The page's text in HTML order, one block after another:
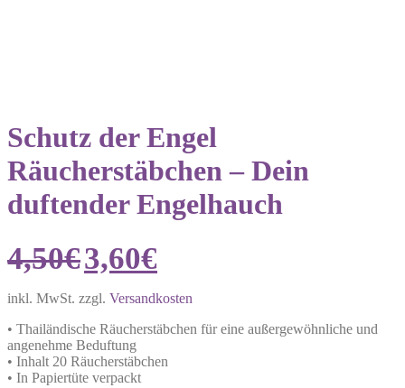
Schutz der Engel
Räucherstäbchen – Dein
duftender Engelhauch
4,50€ Ursprünglicher
Preis
4,50€
3,60€
3,60€.
inkl. MwSt. zzgl. Versandkosten
• Thailändische Räucherstäbchen für eine außergewöhnliche und
angenehme Beduftung
• Inhalt 20 Räucherstäbchen
• In Papiertüte verpackt